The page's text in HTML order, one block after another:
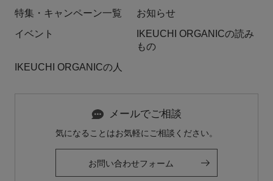
特集・キャンペーン一覧 お知らせ
イベント
IKEUCHI ORGANICの読み
もの
IKEUCHI ORGANICの人
メールでご相談
気になることはお気軽にご相談ください。
お問い合わせフォーム